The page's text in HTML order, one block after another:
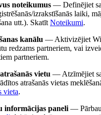
noteikumus — Definējiet
izrakstīšanās laiki,
utt.). Skatīt Noteikumi.
kanālu — Aktivizējiet
redzams partneriem, vai
partneriem.
vietu — Atzīmējiet
atrašanās vietas
vieta.
informācijas paneli —